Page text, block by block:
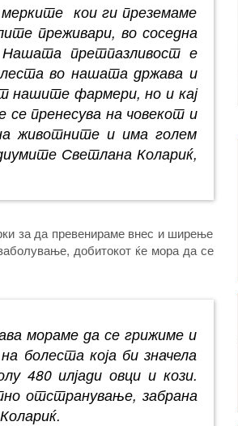
кои ги преземаме
преживари, во соседна
претпазливост е
во нашата држава и
нашите фармери, но и кај
се пренесува на човекот и
животните и има голем
Светлана Колариќ,
за да превенираме внес и ширење
добитокот ќе мора да се
мораме да се грижиме и
болеста која би значела
480 илјади овци и кози.
отстранување, забрана